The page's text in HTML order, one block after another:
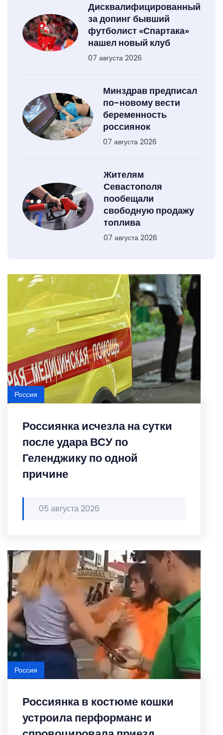
Дисквалифицированный
за допинг бывший
футболист «Спартака»
нашел новый клуб
07 августа 2026
Минздрав предписал
по-новому вести
беременность
россиянок
07 августа 2026
Жителям
Севастополя
пообещали
свободную продажу
топлива
07 августа 2026
Россиянка исчезла на сутки
после удара ВСУ по
Геленджику по одной
причине
05 августа 2026
Россия
Россиянка в костюме кошки
устроила перформанс и
Россия